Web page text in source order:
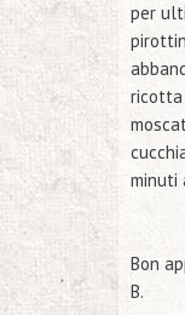
per
ricotta
minuti
Bon
B.